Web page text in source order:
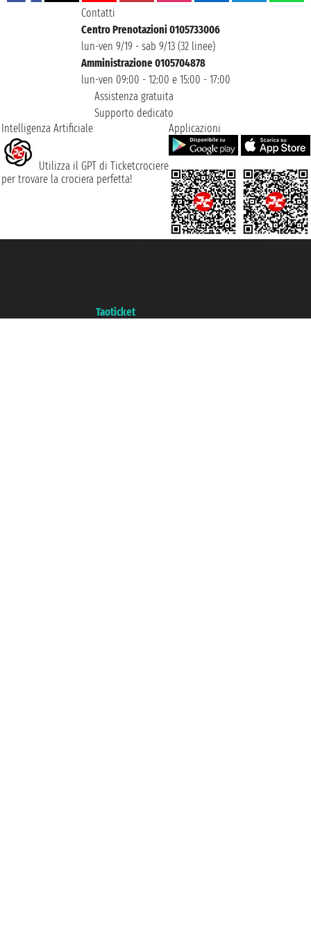
Contatti
Centro Prenotazioni 0105733006
lun-ven 9/19 - sab 9/13 (32 linee)
Amministrazione 0105704878
lun-ven 09:00 - 12:00 e 15:00 - 17:00
Assistenza gratuita
Supporto dedicato
Intelligenza Artificiale
Utilizza il GPT di Ticketcrociere
per trovare la crociera perfetta!
Applicazioni
Taoticket